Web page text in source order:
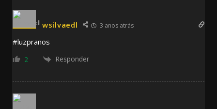
wsilvaedl 3 anos atrás
#luzpranos
2 Responder